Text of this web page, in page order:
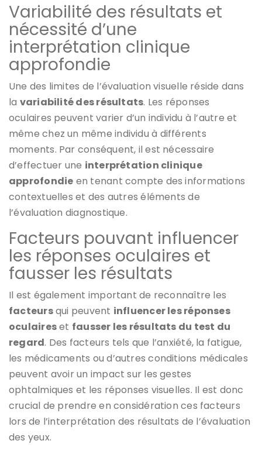
Variabilité des résultats et
nécessité d’une
interprétation clinique
approfondie
Une des limites de l’évaluation visuelle réside dans
la variabilité des résultats. Les réponses
oculaires peuvent varier d’un individu à l’autre et
même chez un même individu à différents
moments. Par conséquent, il est nécessaire
d’effectuer une interprétation clinique
approfondie en tenant compte des informations
contextuelles et des autres éléments de
l’évaluation diagnostique.
Facteurs pouvant influencer
les réponses oculaires et
fausser les résultats
Il est également important de reconnaître les
facteursqui peuvent influencer les réponses
oculaireset fausser les résultats du test du
regard. Des facteurs tels que l’anxiété, la fatigue,
les médicaments ou d’autres conditions médicales
peuvent avoir un impact sur les gestes
ophtalmiques et les réponses visuelles. Il est donc
crucial de prendre en considération ces facteurs
lors de l’interprétation des résultats de l’évaluation
des yeux.